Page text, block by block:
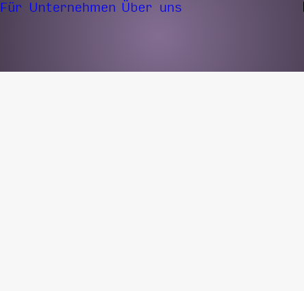
Für Unternehmen Über uns